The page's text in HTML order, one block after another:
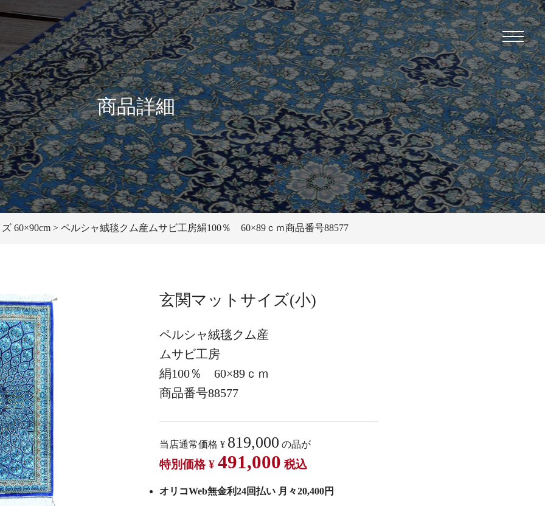
商品詳細
60×90cm ペルシャ絨毯クム産ムサビ工房絹100％ 60×89ｃｍ商品番号88577
玄関マットサイズ(小)
ペルシャ絨毯クム産
ムサビ工房
絹100％ 60×89ｃｍ
商品番号88577
当店通常価格 ¥ 819,000 の品が
特別価格 ¥ 491,000 税込
オリコWeb無金利24回払い 月々20,400円